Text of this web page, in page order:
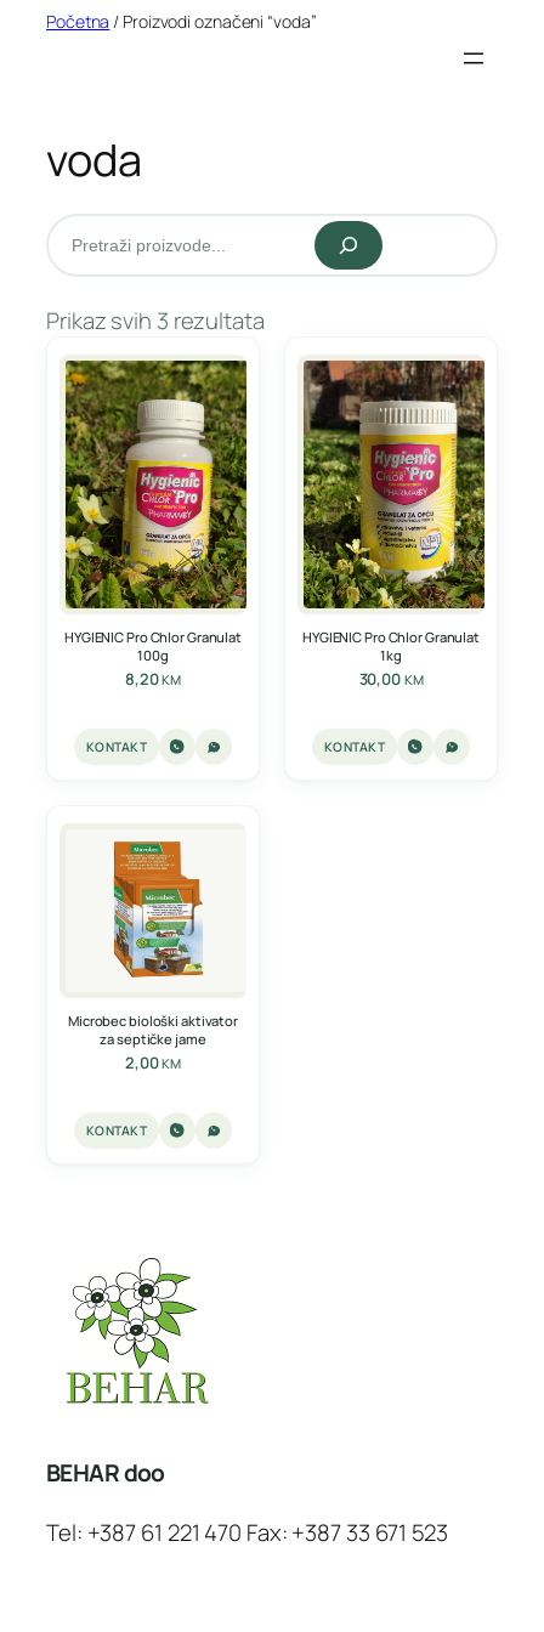
Početna / Proizvodi označeni “voda”
voda
Pretraži
Prikaz svih 3 rezultata
HYGIENIC Pro Chlor Granulat
100g
8,20KM
KONTAKT
HYGIENIC Pro Chlor Granulat
1kg
30,00 KM
KONTAKT
Microbec biološki aktivator
za septičke jame
2,00KM
KONTAKT
BEHAR doo
Tel: +387 61 221 470 Fax: +387 33 671 523